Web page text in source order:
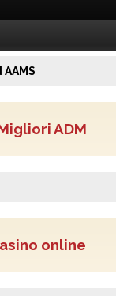
AAMS
ADM
online